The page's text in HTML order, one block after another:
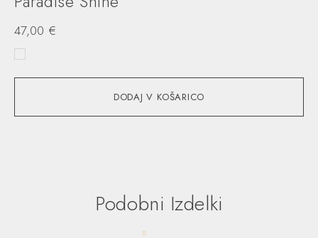
DODAJ V KOŠARICO
47,00 €
Podobni Izdelki